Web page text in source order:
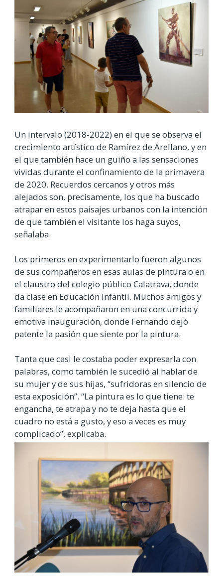
Un intervalo (2018-2022) en el que se observa el
crecimiento artístico de Ramírez de Arellano, y en
el que también hace un guiño a las sensaciones
vividas durante el confinamiento de la primavera
de 2020. Recuerdos cercanos y otros más
alejados son, precisamente, los que ha buscado
atrapar en estos paisajes urbanos con la intención
de que también el visitante los haga suyos,
señalaba.
Los primeros en experimentarlo fueron algunos
de sus compañeros en esas aulas de pintura o en
el claustro del colegio público Calatrava, donde
da clase en Educación Infantil. Muchos amigos y
familiares le acompañaron en una concurrida y
emotiva inauguración, donde Fernando dejó
patente la pasión que siente por la pintura.
Tanta que casi le costaba poder expresarla con
palabras, como también le sucedió al hablar de
su mujer y de sus hijas, “sufridoras en silencio de
esta exposición”. “La pintura es lo que tiene: te
engancha, te atrapa y no te deja hasta que el
cuadro no está a gusto, y eso a veces es muy
complicado”, explicaba.